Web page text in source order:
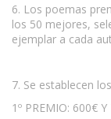
6. Los poemas
los 50 mejores,
ejemplar a cada
7. Se establecen
1º PREMIO: 600€ Y